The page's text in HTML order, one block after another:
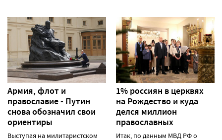
Армия, флот и
православие - Путин
снова обозначил свои
ориентиры
Выступая на милитаристском
1% россиян в церквях
на Рождество и куда
делся миллион
православных
Итак, по данным МВД РФ о